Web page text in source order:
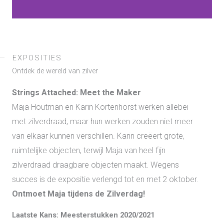
EXPOSITIES
Ontdek de wereld van zilver
Strings Attached: Meet the Maker
Maja Houtman en Karin Kortenhorst werken allebei
met zilverdraad, maar hun werken zouden niet meer
van elkaar kunnen verschillen. Karin creëert grote,
ruimtelijke objecten, terwijl Maja van heel fijn
zilverdraad draagbare objecten maakt. Wegens
succes is de expositie verlengd tot en met 2 oktober.
Ontmoet Maja tijdens de Zilverdag!
Laatste Kans: Meesterstukken 2020/2021